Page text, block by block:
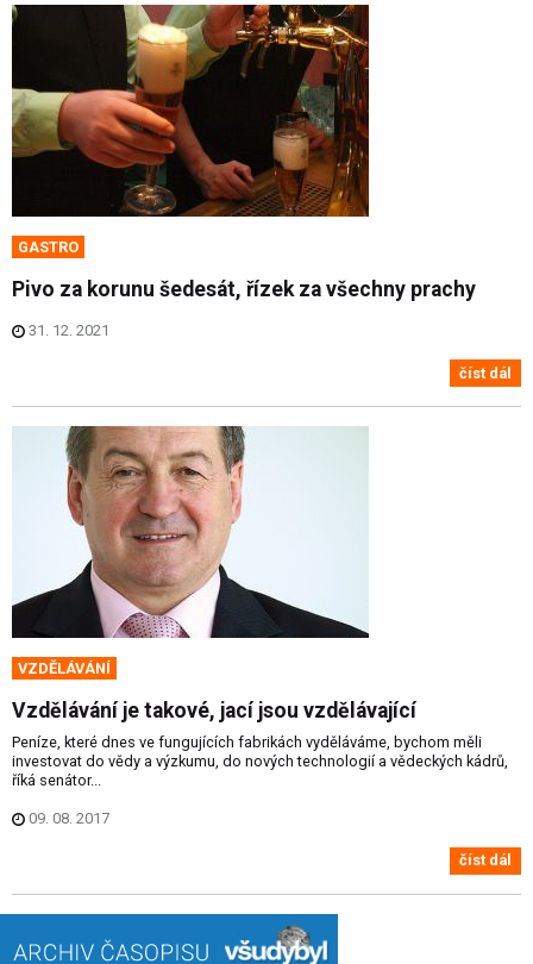
GASTRO
Pivo za korunu šedesát, řízek za všechny prachy
31. 12. 2021
číst dál
VZDĚLÁVÁNÍ
Vzdělávání je takové, jací jsou vzdělávající
Peníze, které dnes ve fungujících fabrikách vyděláváme, bychom měli
investovat do vědy a výzkumu, do nových technologií a vědeckých kádrů,
říká senátor...
09. 08. 2017
číst dál